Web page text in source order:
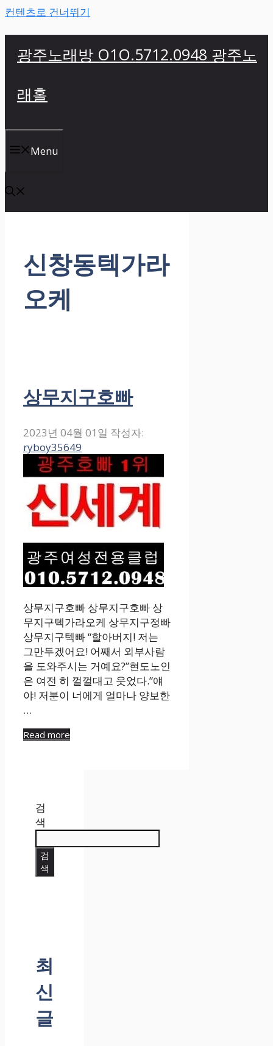
컨텐츠로 건너뛰기
광주노래방 O1O.5712.0948 광주노
래홀
Menu
신창동텍가라
오케
상무지구호빠
2023년 04월 01일 작성자:
ryboy35649
상무지구호빠 상무지구호빠 상
무지구텍가라오케 상무지구정빠
상무지구텍빠 “할아버지! 저는
그만두겠어요! 어째서 외부사람
을 도와주시는 거예요?”현도노인
은 여전 히 껄껄대고 웃었다.”얘
야! 저분이 너에게 얼마나 양보한
…
Read more
검
색
검
색
최
신
글